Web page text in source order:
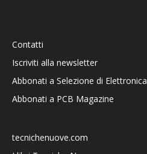
Contatti
Iscriviti alla newsletter
Abbonati a Selezione di Elettronica
Abbonati a PCB Magazine
tecnichenuove.com